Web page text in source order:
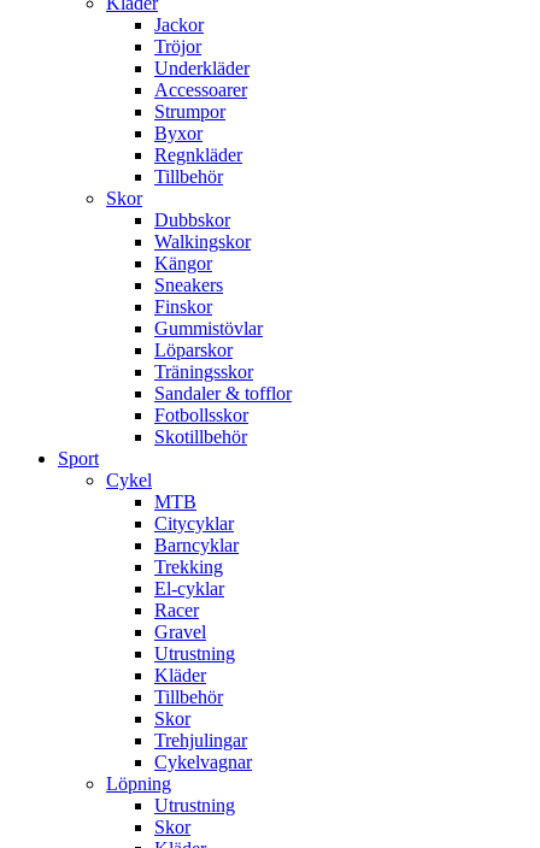
Jackor
Tröjor
Underkläder
Accessoarer
Strumpor
Byxor
Regnkläder
Tillbehör
Skor
Dubbskor
Walkingskor
Kängor
Sneakers
Finskor
Gummistövlar
Löparskor
Träningsskor
Sandaler & tofflor
Fotbollsskor
Skotillbehör
Sport
Cykel
MTB
Citycyklar
Barncyklar
Trekking
El-cyklar
Racer
Gravel
Utrustning
Kläder
Tillbehör
Skor
Trehjulingar
Cykelvagnar
Löpning
Utrustning
Skor